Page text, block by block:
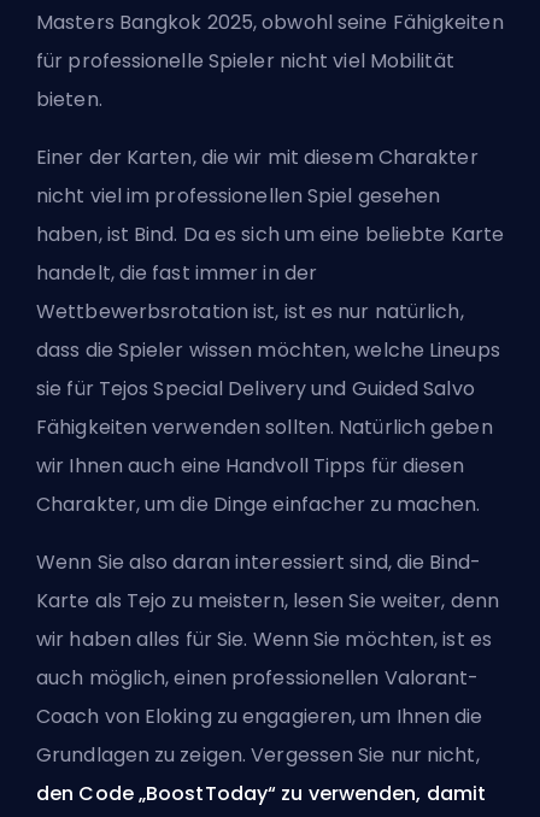
Masters Bangkok 2025, obwohl seine Fähigkeiten
für professionelle Spieler nicht viel Mobilität
bieten.
Einer der Karten, die wir mit diesem Charakter
nicht viel im professionellen Spiel gesehen
haben, ist Bind. Da es sich um eine beliebte Karte
handelt, die fast immer in der
Wettbewerbsrotation ist, ist es nur natürlich,
dass die Spieler wissen möchten, welche Lineups
sie für Tejos Special Delivery und Guided Salvo
Fähigkeiten verwenden sollten. Natürlich geben
wir Ihnen auch eine Handvoll Tipps für diesen
Charakter, um die Dinge einfacher zu machen.
Wenn Sie also daran interessiert sind, die Bind-
Karte als Tejo zu meistern, lesen Sie weiter, denn
wir haben alles für Sie. Wenn Sie möchten, ist es
auch möglich,einen professionellen Valorant-
Coach von Eloking zu engagieren, um Ihnen die
Grundlagen zu zeigen. Vergessen Sie nur nicht,
den Code „BoostToday“ zu verwenden, damit